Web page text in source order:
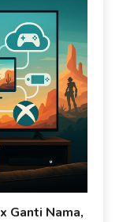
Ganti Nama,